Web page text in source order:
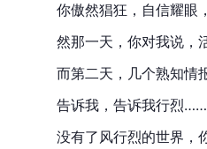
你傲然猖狂，自信耀眼
然那一天，你对我说，
而第二天，几个熟知情
告诉我，告诉我行烈……
没有了风行烈的世界，